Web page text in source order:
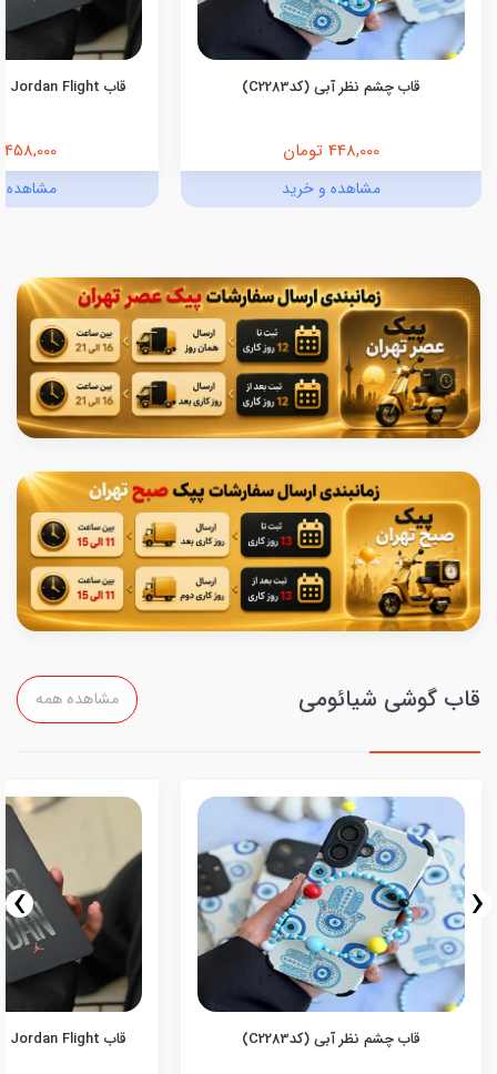
قاب چشم نظر آبی (کدC2283)
448,000 تومان
مشاهده و خرید
قاب Jordan Flight اندروید (کدC2055)
458,000 تومان
مشاهده
قاب گوشی شیائومی مشاهده همه
قاب چشم نظر آبی (کدC2283) قاب Jordan Flight اندروید (کدC2055)
‹
›